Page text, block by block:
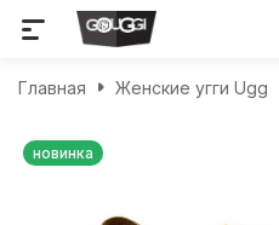
Главная Женские угги Ugg
новинка